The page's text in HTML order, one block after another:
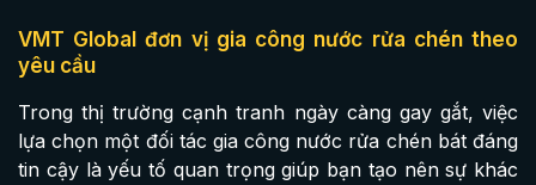
VMT Global đơn vị gia công nước rửa chén theo
yêu cầu
Trong thị trường cạnh tranh ngày càng gay gắt, việc
lựa chọn một đối tác gia công nước rửa chén bát đáng
tin cậy là yếu tố quan trọng giúp bạn tạo nên sự khác